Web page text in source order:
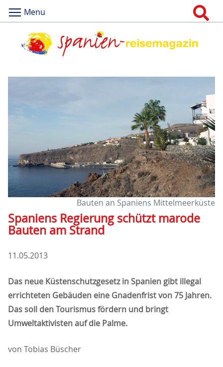
Menu
Bauten an Spaniens Mittelmeerküste
Spaniens Regierung schützt marode
Bauten am Strand
11.05.2013
Das neue Küstenschutzgesetz in Spanien gibt illegal
errichteten Gebäuden eine Gnadenfrist von 75 Jahren.
Das soll den Tourismus fördern und bringt
Umweltaktivisten auf die Palme.
von Tobias Büscher